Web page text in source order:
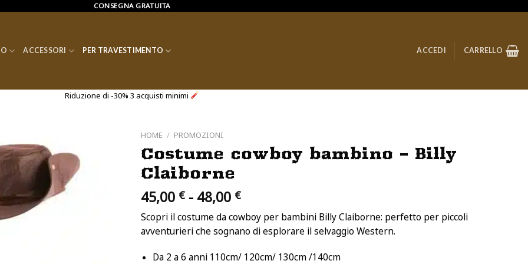
CONSEGNA GRATUITA
ACCESSORI PER TRAVESTIMENTO ACCEDI CARRELLO
Riduzione di -30% 3 acquisti minimi
HOME / PROMOZIONI
Costume cowboy bambino – Billy
Claiborne
45,00 € - 48,00 €Fascia
di
prezzo:
da
45,00 €
Scopri il costume da cowboy per bambini Billy Claiborne: perfetto per piccoli
avventurieri che sognano di esplorare il selvaggio Western.
Da 2 a 6 anni 110cm/ 120cm/ 130cm /140cm